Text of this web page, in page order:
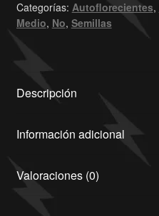
Categorías: Autoflorecientes,
Medio, No, Semillas
Descripción
Información adicional
Valoraciones (0)